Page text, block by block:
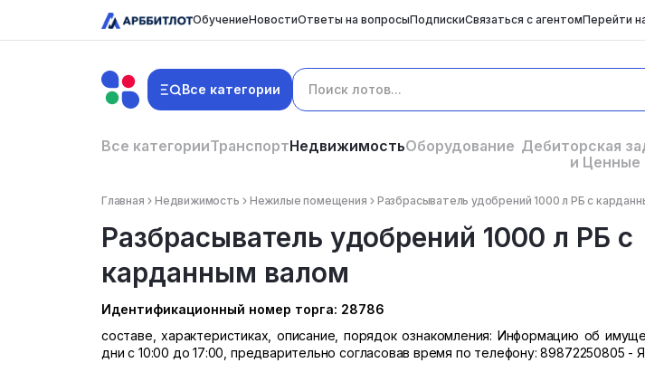
ОбучениеНовостиОтветы на вопросыПодпискиСвязаться с агентомПерейти
Все категории
Все категорииТранспортНедвижимостьОборудование Дебиторская
и Ценные
Главная Недвижимость Нежилые помещения Разбрасыватель удобрений 1000 л РБ с
Разбрасыватель удобрений 1000 л РБ с
карданным валом
Идентификационный номер торга: 28786
составе, характеристиках, описание, порядок ознакомления: Информацию об
дни с 10:00 до 17:00, предварительно согласовав время по телефону: 89872250805 -